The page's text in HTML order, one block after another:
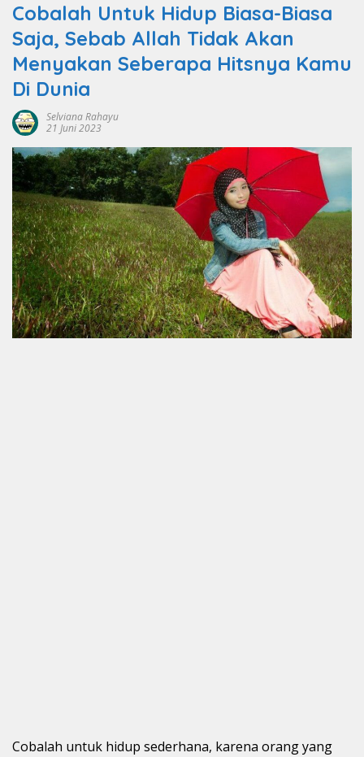
Cobalah Untuk Hidup Biasa-Biasa
Saja, Sebab Allah Tidak Akan
Menyakan Seberapa Hitsnya Kamu
Di Dunia
Selviana Rahayu
21 Juni 2023
Cobalah untuk hidup sederhana, karena orang yang